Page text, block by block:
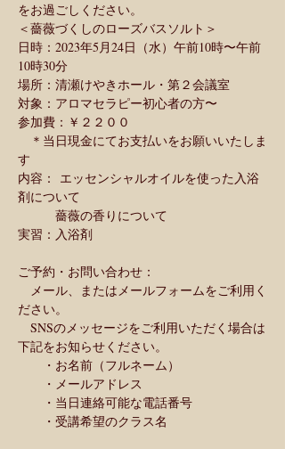
をお過ごしください。
＜薔薇づくしのローズバスソルト＞
日時：2023年5月24日（水）午前10時〜午前
10時30分
場所：清瀬けやきホール・第２会議室
対象：アロマセラピー初心者の方〜
参加費：￥２２００
＊当日現金にてお支払いをお願いいたしま
す
内容： エッセンシャルオイルを使った入浴
剤について
薔薇の香りについて
実習：入浴剤
ご予約・お問い合わせ：
メール、またはメールフォームをご利用く
ださい。
SNSのメッセージをご利用いただく場合は
下記をお知らせください。
・お名前（フルネーム）
・メールアドレス
・当日連絡可能な電話番号
・受講希望のクラス名